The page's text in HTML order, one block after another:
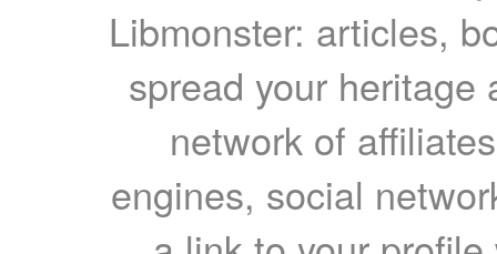
Libmonster: articles,
spread your heritage
network of
engines, social